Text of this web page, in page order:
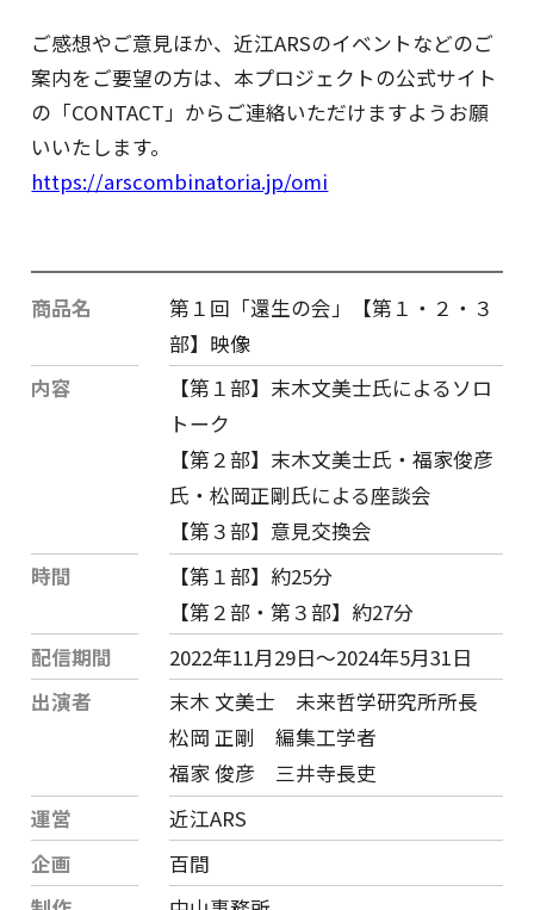
ご感想やご意見ほか、近江ARSのイベントなどのご
案内をご要望の方は、本プロジェクトの公式サイト
の「CONTACT」からご連絡いただけますようお願
いいたします。
https://arscombinatoria.jp/omi
商品名
第１回「還生の会」【第１・２・３
部】映像
内容
【第１部】末木文美士氏によるソロ
トーク
【第２部】末木文美士氏・福家俊彦
氏・松岡正剛氏による座談会
【第３部】意見交換会
時間
【第１部】約25分
【第２部・第３部】約27分
配信期間
2022年11月29日〜2024年5月31日
出演者
末木 文美士 未来哲学研究所所長
松岡 正剛 編集工学者
福家 俊彦 三井寺長吏
運営
近江ARS
企画
百間